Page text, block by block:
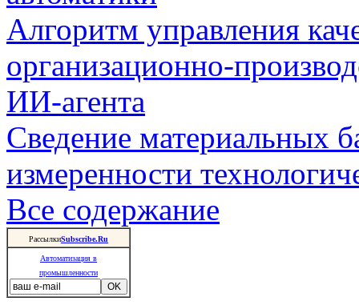
Алгоритм управления
организационно-
ИИ-агента
Сведение материальных
измеренности
Все содержание
РассылкиSubscribe.Ru
Автоматизация в
промышленности